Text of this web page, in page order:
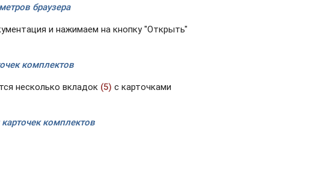
браузера
и нажимаем на кнопку "Открыть"
комплектов
несколько вкладок (5) с карточками
комплектов